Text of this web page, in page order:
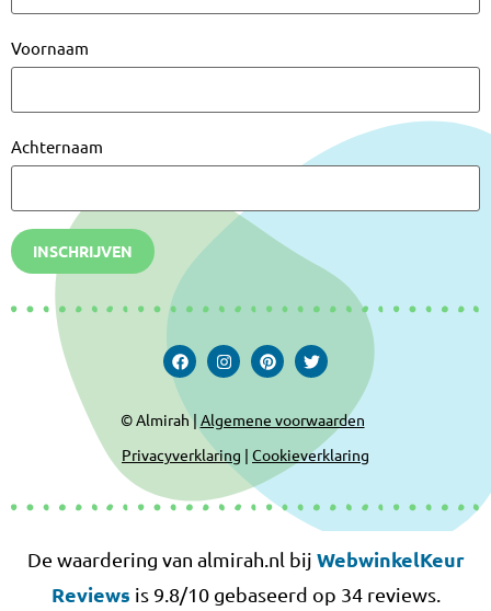
Voornaam
Achternaam
INSCHRIJVEN
© Almirah | Algemene voorwaarden
Privacyverklaring | Cookieverklaring
De waardering van almirah.nl bij WebwinkelKeur
Reviews is 9.8/10 gebaseerd op 34 reviews.